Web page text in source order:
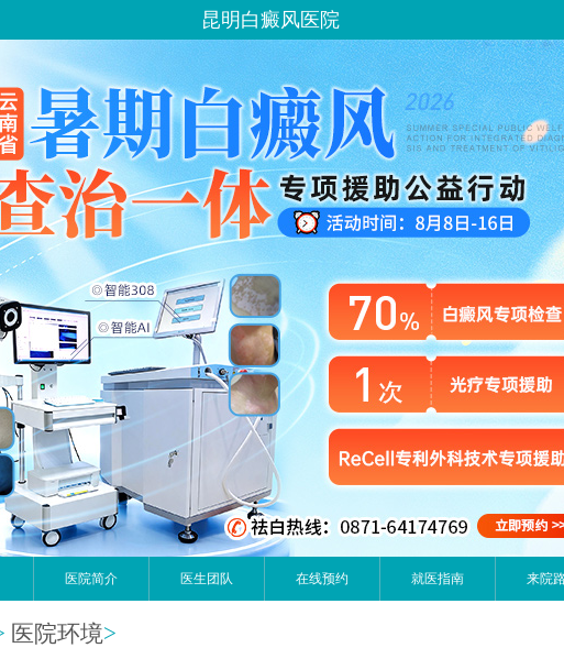
昆明白癜风医院
医院简介 医生团队 在线预约 就医指南 来院
医院环境>